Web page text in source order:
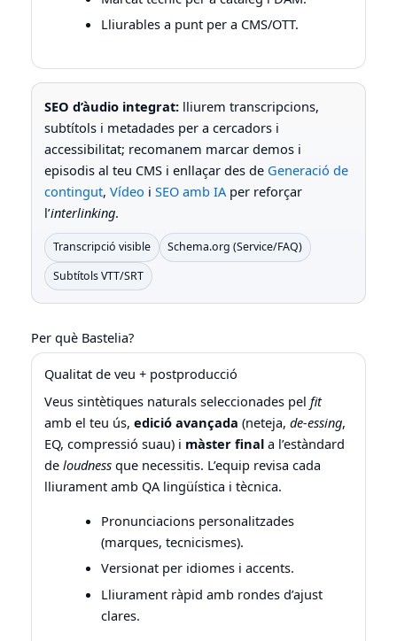
Lliurables a punt per a CMS/OTT.
SEO d’àudio integrat: lliurem transcripcions,
subtítols i metadades per a cercadors i
accessibilitat; recomanem marcar demos i
episodis al teu CMS i enllaçar des de Generació de
contingut,Vídeo iSEO amb IAper reforçar
l’interlinking.
Transcripció visible
Schema.org (Service/FAQ)
Subtítols VTT/SRT
Per què Bastelia?
Qualitat de veu + postproducció
Veus sintètiques naturals seleccionades pelfit
amb el teu ús,edició avançada (neteja,de-essing,
EQ, compressió suau) i màster final a l’estàndard
deloudness que necessitis. L’equip revisa cada
lliurament amb QA lingüística i tècnica.
Pronunciacions personalitzades
(marques, tecnicismes).
Versionat per idiomes i accents.
Lliurament ràpid amb rondes d’ajust
clares.